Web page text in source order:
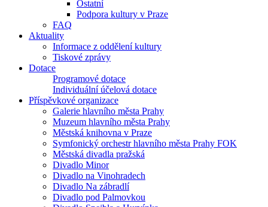
Ostatní
Podpora kultury v Praze
FAQ
Aktuality
Informace z oddělení kultury
Tiskové zprávy
Dotace
Programové dotace
Individuální účelová dotace
Příspěvkové organizace
Galerie hlavního města Prahy
Muzeum hlavního města Prahy
Městská knihovna v Praze
Symfonický orchestr hlavního města Prahy FOK
Městská divadla pražská
Divadlo Minor
Divadlo na Vinohradech
Divadlo Na zábradlí
Divadlo pod Palmovkou